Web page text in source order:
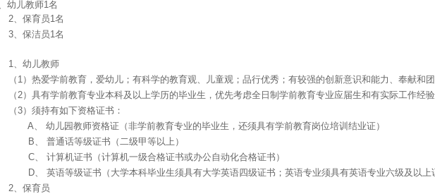
幼儿教师1名
2、保育员1名
3、保洁员1名
1、幼儿教师
（1）热爱学前教育，爱幼儿；有科学的教育观、儿童观；品行优秀；有较强的创新意识和能力、奉献和团
（2）具有学前教育专业本科及以上学历的毕业生，优先考虑全日制学前教育专业应届生和有实际工作经验
（3）须持有如下资格证书：
A、 幼儿园教师资格证（非学前教育专业的毕业生，还须具有学前教育岗位培训结业证）
B、 普通话等级证书（二级甲等以上）
C、 计算机证书（计算机一级合格证书或办公自动化合格证书）
D、 英语等级证书（大学本科毕业生须具有大学英语四级证书；英语专业须具有英语专业六级及以上
2、保育员